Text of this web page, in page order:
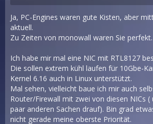
Ja, PC-Engines waren gute Kisten, aber
aktuell.
Zu Zeiten von monowall waren Sie perfekt.
Ich habe mir mal eine NIC mit RTL8127
Die sollen extrem kühl laufen für 10Gbe-
Kernel 6.16 auch in Linux unterstützt.
Mal sehen, vielleicht baue ich mir auch
Router/Firewall mit zwei von diesen NICs
paar anderen Sachen drauf). Bin grad
nicht gerade meine oberste Priorität.